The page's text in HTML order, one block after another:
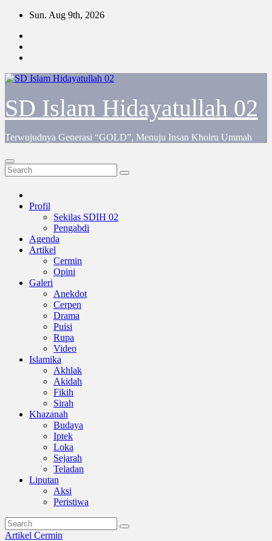
Skip
content
Sun. Aug 9th, 2026
SD Islam Hidayatullah 02
Terwujudnya Generasi “GOLD”, Menuju Insan Khoiru Ummah
Profil
Sekilas SDIH 02
Pengabdi
Agenda
Artikel
Cermin
Opini
Galeri
Anekdot
Cerpen
Drama
Puisi
Rupa
Video
Islamika
Akhlak
Akidah
Fikih
Sirah
Khazanah
Budaya
Iptek
Loka
Sejarah
Teladan
Liputan
Aksi
Peristiwa
Artikel Cermin